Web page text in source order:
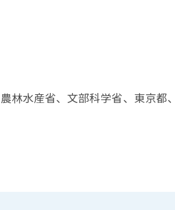
林水産省、文部科学省、東京